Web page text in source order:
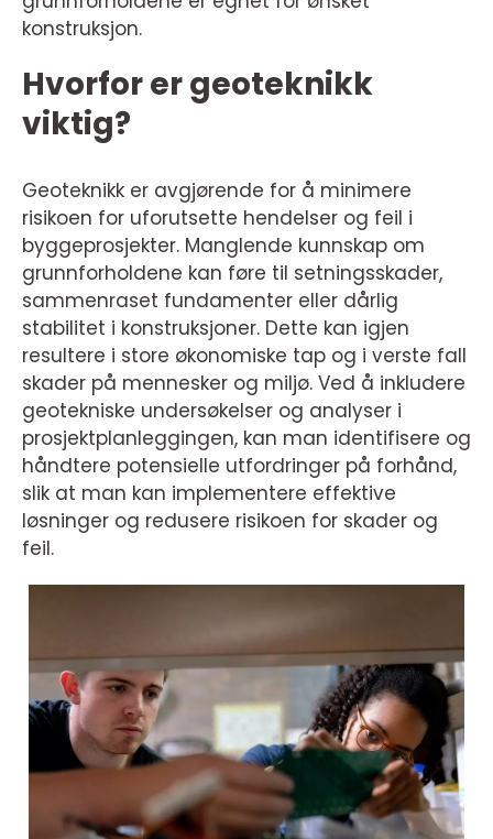
konstruksjon.
Hvorfor er geoteknikk
viktig?
Geoteknikk er avgjørende for å minimere
risikoen for uforutsette hendelser og feil i
byggeprosjekter. Manglende kunnskap om
grunnforholdene kan føre til setningsskader,
sammenraset fundamenter eller dårlig
stabilitet i konstruksjoner. Dette kan igjen
resultere i store økonomiske tap og i verste fall
skader på mennesker og miljø. Ved å inkludere
geotekniske undersøkelser og analyser i
prosjektplanleggingen, kan man identifisere og
håndtere potensielle utfordringer på forhånd,
slik at man kan implementere effektive
løsninger og redusere risikoen for skader og
feil.